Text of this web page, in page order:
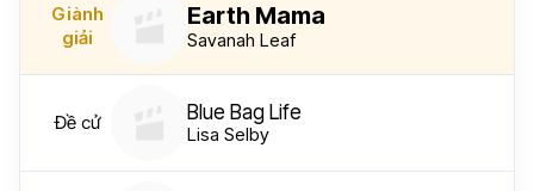
Giành
giải
Earth Mama
Savanah Leaf
Đề cử Blue Bag Life
Lisa Selby